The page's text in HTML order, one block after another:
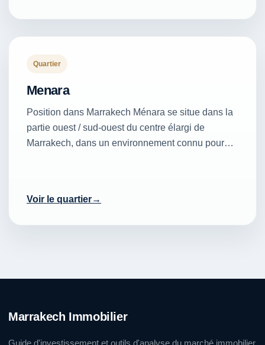
Quartier
Menara
Position dans Marrakech Ménara se situe dans la
partie ouest / sud-ouest du centre élargi de
Marrakech, dans un environnement connu pour…
Voir le quartier
Marrakech Immobilier
Guide d'investissement et outils d'analyse du marché immobilier